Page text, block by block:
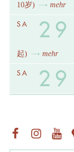
10岁)
mehr
SA 29
起)
mehr
SA 29